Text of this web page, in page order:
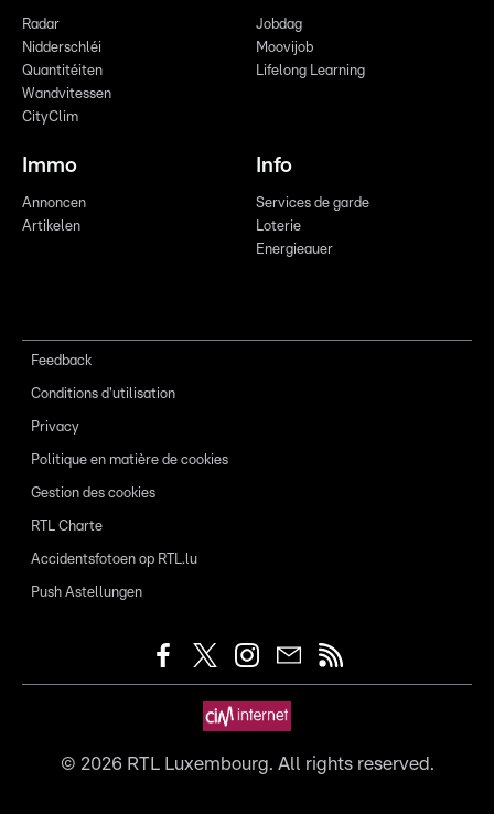
Radar
Nidderschléi
Quantitéiten
Wandvitessen
CityClim
Jobdag
Moovijob
Lifelong Learning
Immo
Annoncen
Artikelen
Info
Services de garde
Loterie
Energieauer
Feedback
Conditions d'utilisation
Privacy
Politique en matière de cookies
Gestion des cookies
RTL Charte
Accidentsfotoen op RTL.lu
Push Astellungen
© 2026RTL Luxembourg. All rights reserved.